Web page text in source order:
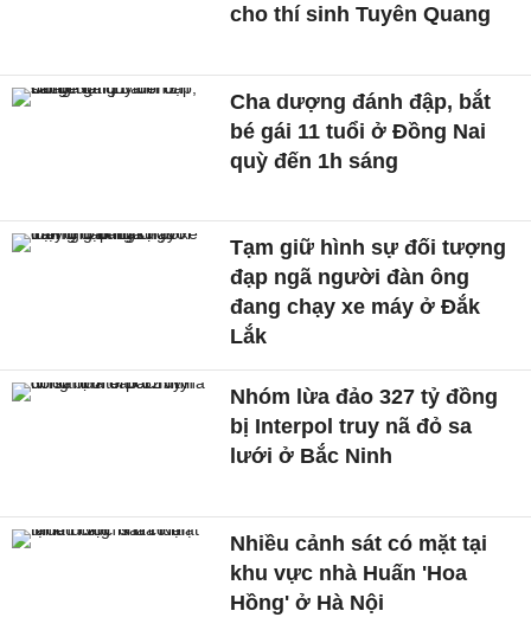
cho thí sinh Tuyên Quang
Cha dượng đánh đập, bắt
bé gái 11 tuổi ở Đồng Nai
quỳ đến 1h sáng
Tạm giữ hình sự đối tượng
đạp ngã người đàn ông
đang chạy xe máy ở Đắk
Lắk
Nhóm lừa đảo 327 tỷ đồng
bị Interpol truy nã đỏ sa
lưới ở Bắc Ninh
Nhiều cảnh sát có mặt tại
khu vực nhà Huấn 'Hoa
Hồng' ở Hà Nội